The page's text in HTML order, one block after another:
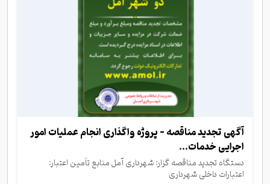
آگهی تجدید مناقصه - پروژه واگذاری انجام عملیات امور
اجرایی خدمات...
دستگاه تجدید مناقصه گزار: شهرداری آمل منابع تأمین اعتبار:
اعتبارات داخلی شهرداری